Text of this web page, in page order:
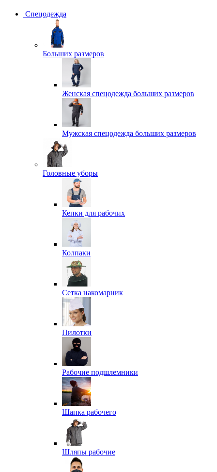
Спецодежда
Больших размеров
Женская спецодежда больших размеров
Мужская спецодежда больших размеров
Головные уборы
Кепки для рабочих
Колпаки
Сетка накомарник
Пилотки
Рабочие подшлемники
Шапка рабочего
Шляпы рабочие